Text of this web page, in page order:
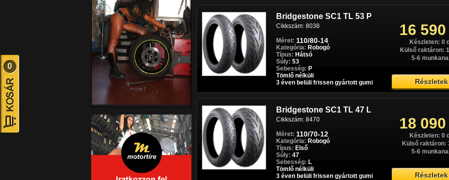
0
Méret: 110/80-17+130/70-18
Kategória:Sport túra
Típus:Első/Hátsó
Súly:57/63
Tömlő nélküli
17389+17403
3 éven belüli frissen gyártott gumi
Részletek
Bridgestone Battlax
58/73 W
Cikkszám: Paros0487
Méret: 120/70R17+180/55R17
Kategória:Sport
Típus:Első/Hátsó
Súly:58/73
Sebesség:
Tömlő nélküli
8442+8446
3 éven belüli frissen gyártott gumi
Páros akció
91
Külső raktáron >
5-6 munkanap
Részletek
Bridgestone SC1 TL 53 P
Cikkszám: 8038
Méret: 110/80-14
Kategória: Robogó
Típus: Hátsó
Súly: 53
Sebesség: P
Tömlő nélküli
3 éven belüli frissen gyártott gumi
16
Készleten: 0
Külső raktáron:
5-6
Részletek
Bridgestone SC1 TL 47 L
Cikkszám: 8470
Méret: 110/70-12
Kategória: Robogó
Típus: Első
Súly: 47
Sebesség: L
Tömlő nélküli
3 éven belüli frissen gyártott gumi
18
Készleten: 0
Külső raktáron:
5-6
Részletek